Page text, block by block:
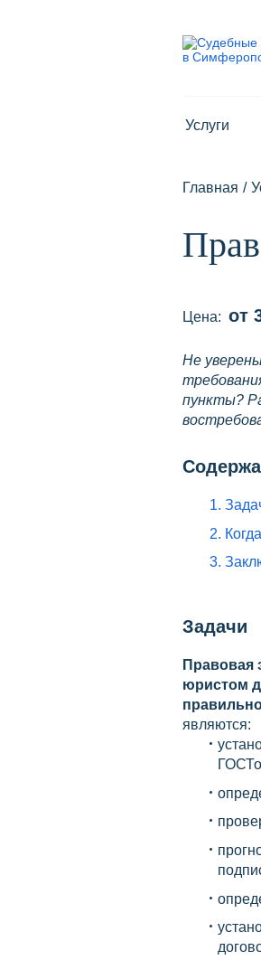
Услуги
ул.
8 800
Главная /
Цена: от
Не
пункты?
1.
2.
3.
Задачи
Правовая
юристом
являются: